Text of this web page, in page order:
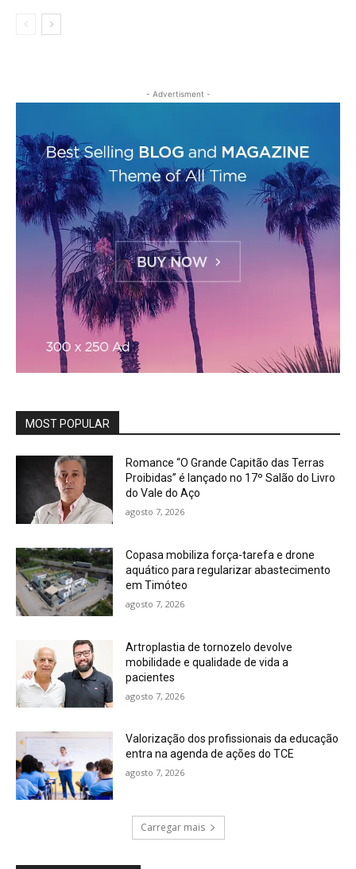
- Advertisment -
MOST POPULAR
Romance “O Grande Capitão das Terras
Proibidas” é lançado no 17º Salão do Livro
do Vale do Aço
agosto 7, 2026
Copasa mobiliza força-tarefa e drone
aquático para regularizar abastecimento
em Timóteo
agosto 7, 2026
Artroplastia de tornozelo devolve
mobilidade e qualidade de vida a
pacientes
agosto 7, 2026
Valorização dos profissionais da educação
entra na agenda de ações do TCE
agosto 7, 2026
Carregar mais